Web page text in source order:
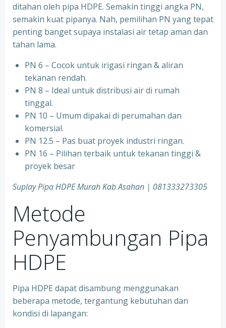
ditahan oleh pipa HDPE. Semakin tinggi angka PN,
semakin kuat pipanya. Nah, pemilihan PN yang tepat
penting banget supaya instalasi air tetap aman dan
tahan lama.
PN 6 – Cocok untuk irigasi ringan & aliran
tekanan rendah.
PN 8 – Ideal untuk distribusi air di rumah
tinggal.
PN 10 – Umum dipakai di perumahan dan
komersial.
PN 12.5 – Pas buat proyek industri ringan.
PN 16 – Pilihan terbaik untuk tekanan tinggi &
proyek besar
Suplay Pipa HDPE Murah Kab Asahan | 081333273305
Metode
Penyambungan Pipa
HDPE
Pipa HDPE dapat disambung menggunakan
beberapa metode, tergantung kebutuhan dan
kondisi di lapangan: